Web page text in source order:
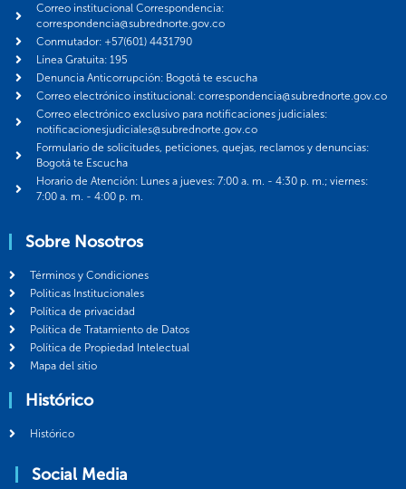
Correo institucional Correspondencia:
correspondencia@subrednorte.gov.co
Conmutador: +57(601) 4431790
Línea Gratuita: 195
Denuncia Anticorrupción: Bogotá te escucha
Correo electrónico institucional: correspondencia@subrednorte.gov.co
Correo electrónico exclusivo para notificaciones judiciales:
notificacionesjudiciales@subrednorte.gov.co
Formulario de solicitudes, peticiones, quejas, reclamos y denuncias:
Bogotá te Escucha
Horario de Atención: Lunes a jueves: 7:00 a. m. - 4:30 p. m.; viernes:
7:00 a. m. - 4:00 p. m.
Sobre Nosotros
Términos y Condiciones
Politicas Institucionales
Política de privacidad
Política de Tratamiento de Datos
Política de Propiedad Intelectual
Mapa del sitio
Histórico
Histórico
Social Media